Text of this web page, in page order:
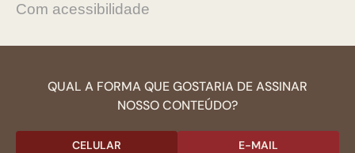
Com acessibilidade
QUAL A FORMA QUE GOSTARIA DE ASSINAR
NOSSO CONTEÚDO?
CELULAR E-MAIL